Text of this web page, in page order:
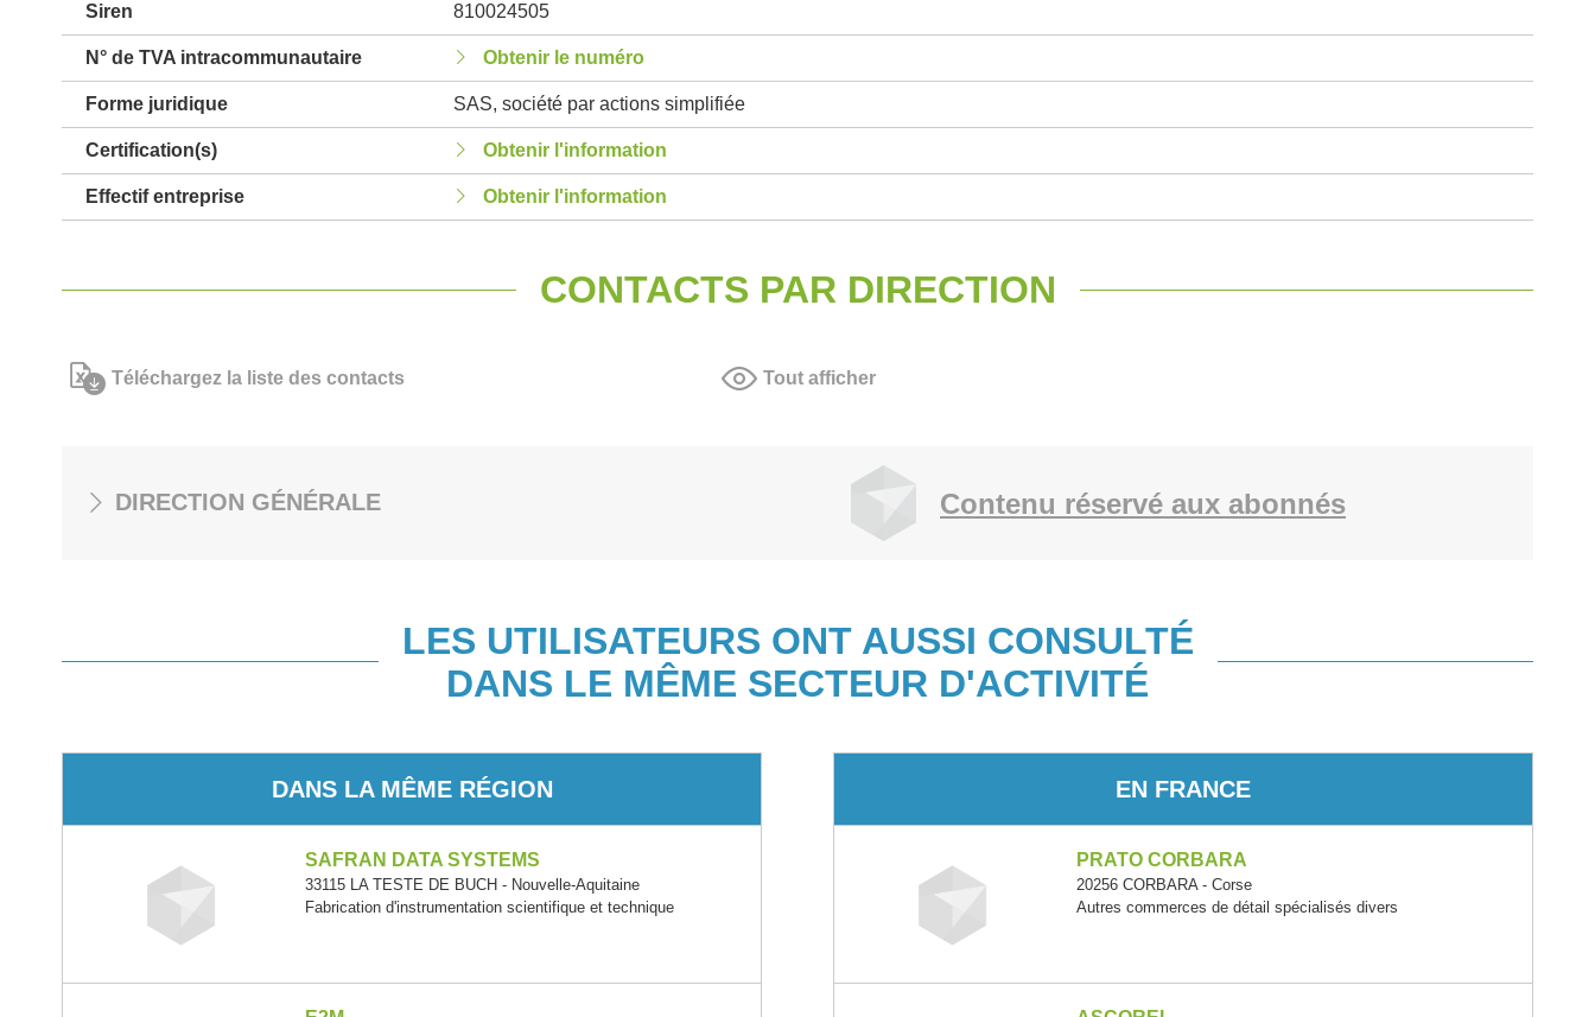
Siren 810024505
N° de TVA intracommunautaire Obtenir le numéro
Forme juridique SAS, société par actions simplifiée
Certification(s) Obtenir l'information
Effectif entreprise Obtenir l'information
CONTACTS PAR DIRECTION
Téléchargez la liste des contacts Tout afficher
DIRECTION GÉNÉRALE Contenu réservé aux abonnés
LES UTILISATEURS ONT AUSSI CONSULTÉ
DANS LE MÊME SECTEUR D'ACTIVITÉ
DANS LA MÊME RÉGION
SAFRAN DATA SYSTEMS
33115 LA TESTE DE BUCH - Nouvelle-Aquitaine
Fabrication d'instrumentation scientifique et technique
EN FRANCE
PRATO CORBARA
20256 CORBARA - Corse
Autres commerces de détail spécialisés divers